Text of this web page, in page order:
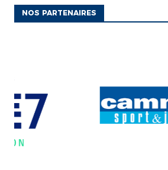
NOS PARTENAIRES